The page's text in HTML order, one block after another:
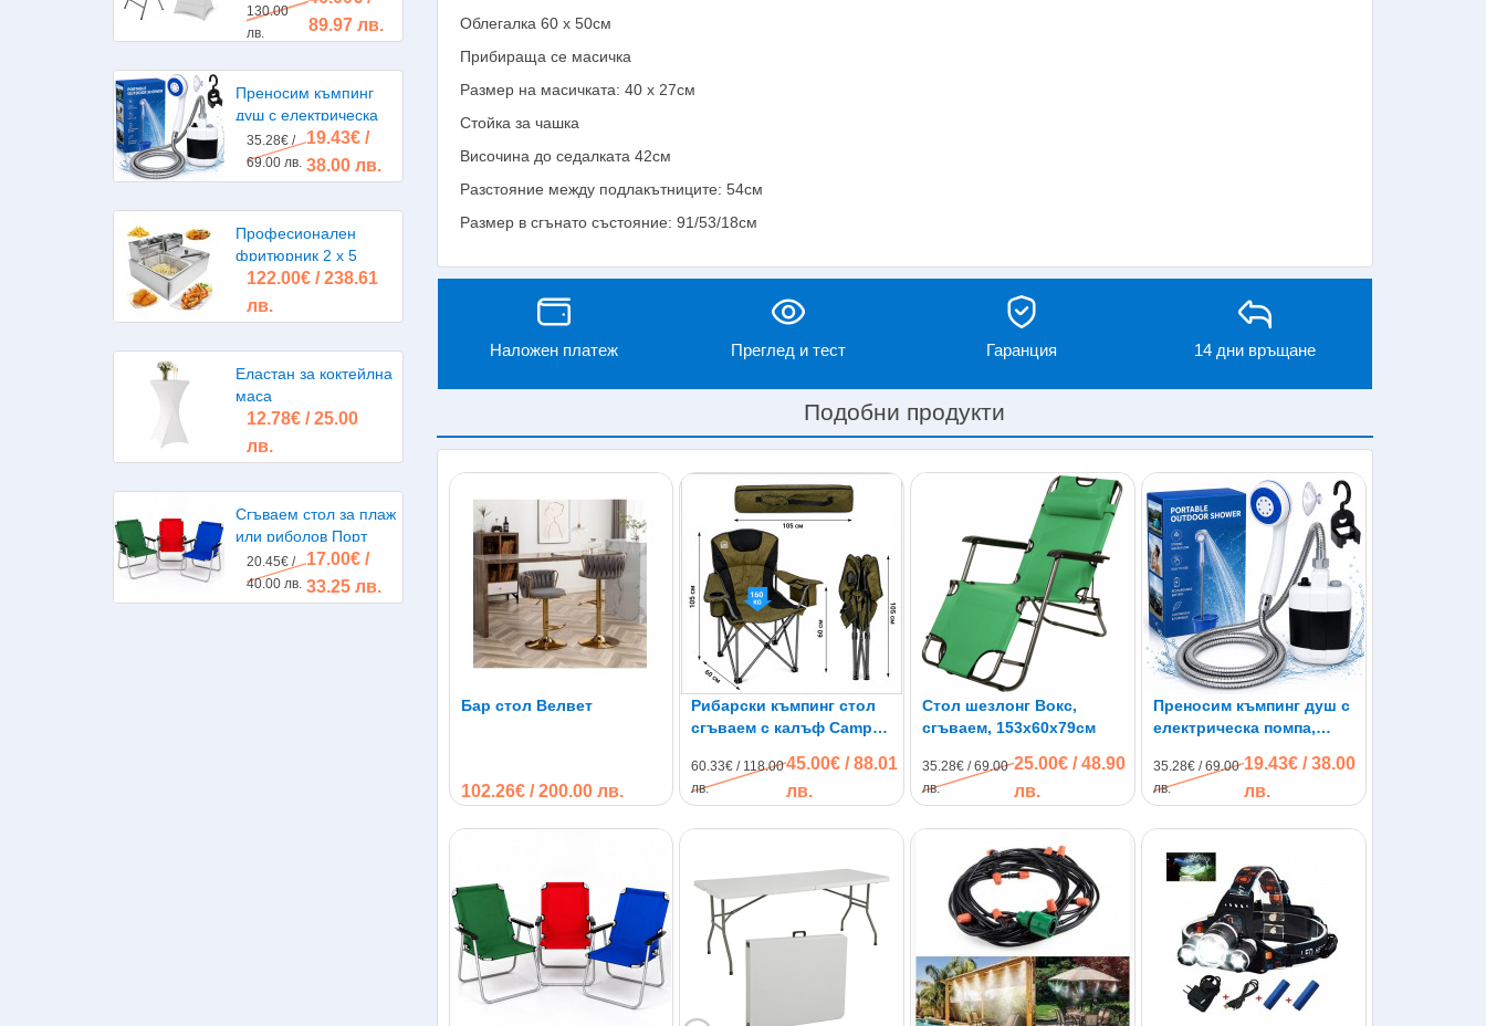
130.00
лв.
89.97 лв.
Преносим къмпинг
душ с електрическа
помпа, акумулаторна
батерия
35.28€ /
69.00 лв.
19.43€ /
38.00 лв.
Професионален
фритюрник 2 х 5
литра 2х2500W
122.00€ / 238.61
лв.
Еластан за коктейлна
маса
12.78€ / 25.00
лв.
Сгъваем стол за плаж
или риболов Порт
20.45€ /
40.00 лв.
17.00€ /
33.25 лв.
Облегалка 60 х 50см
Прибираща се масичка
Размер на масичката: 40 х 27см
Стойка за чашка
Височина до седалката 42см
Разстояние между подлакътниците: 54см
Размер в сгънато състояние: 91/53/18см
Наложен платеж Преглед и тест Гаранция 14 дни връщане
Подобни продукти
Бар стол Велвет
102.26€ / 200.00 лв.
Рибарски къмпинг стол
сгъваем с калъф Camp
60.33€ / 118.00
лв.
45.00€ / 88.01
лв.
Стол шезлонг Вокс,
сгъваем, 153х60х79см
35.28€ / 69.00
лв.
25.00€ / 48.90
лв.
Преносим къмпинг душ с
електрическа помпа,
35.28€ / 69.00
лв.
19.43€ / 38.00
лв.